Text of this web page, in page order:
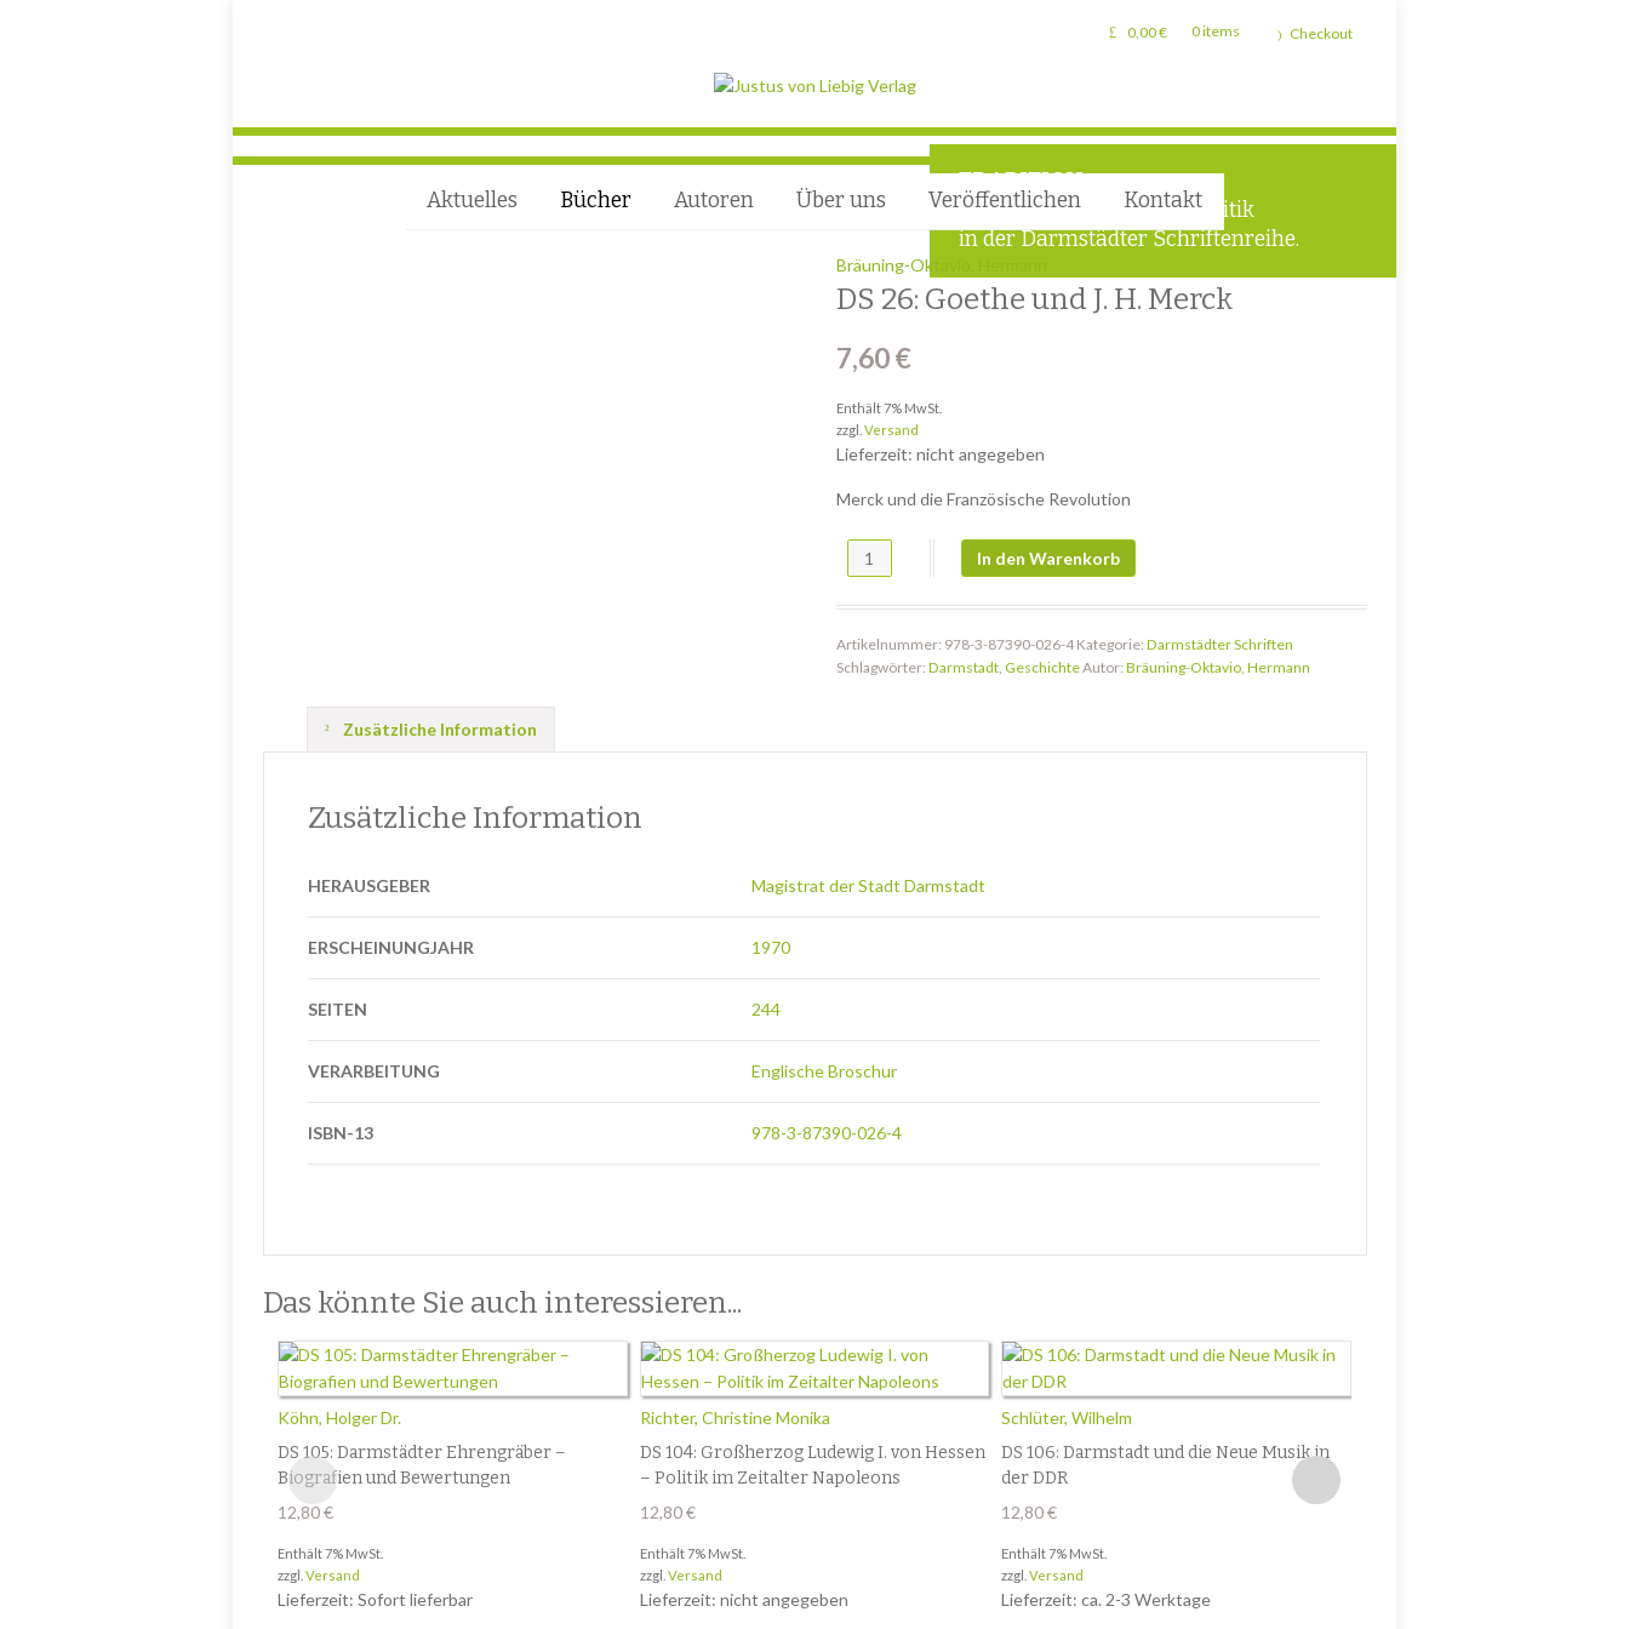
0,00€ 0 items Checkout
TRADITION
Wissenschaft und Lokalpolitik
in der Darmstädter Schriftenreihe.
Aktuelles Bücher Autoren Über uns Veröffentlichen Kontakt
Bräuning-Oktavio, Hermann
DS 26: Goethe und J. H. Merck
7,60€
Enthält 7% MwSt.
zzgl.Versand
Lieferzeit: nicht angegeben
Merck und die Französische Revolution
DS 26: Goethe und J. H. Merck Menge
In den Warenkorb
Artikelnummer: 978-3-87390-026-4 Kategorie:Darmstädter Schriften
Schlagwörter:Darmstadt, GeschichteAutor:Bräuning-Oktavio, Hermann
Zusätzliche Information
Zusätzliche Information
HERAUSGEBER Magistrat der Stadt Darmstadt
ERSCHEINUNGJAHR 1970
SEITEN 244
VERARBEITUNG Englische Broschur
ISBN-13 978-3-87390-026-4
Das könnte Sie auch interessieren...
Köhn, Holger Dr.
DS 105: Darmstädter Ehrengräber –
Biografien und Bewertungen
12,80€
Enthält 7% MwSt.
zzgl. Versand
Lieferzeit: Sofort lieferbar
Richter, Christine Monika
DS 104: Großherzog Ludewig I. von Hessen
– Politik im Zeitalter Napoleons
12,80€
Enthält 7% MwSt.
zzgl. Versand
Lieferzeit: nicht angegeben
Schlüter, Wilhelm
DS 106: Darmstadt und die Neue Musik in
der DDR
12,80€
Enthält 7% MwSt.
zzgl.Versand
Lieferzeit: ca. 2-3 Werktage